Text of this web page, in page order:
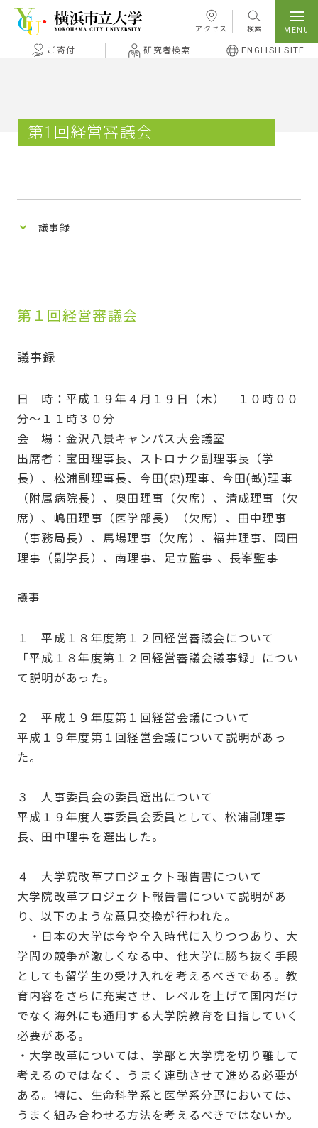
本文へ移動
アクセス 検索
ご寄付 研究者検索 ENGLISH SITE
第1回経営審議会
議事録
第１回経営審議会
議事録
日 時：平成１９年４月１９日（木） １０時００
分～１１時３０分
会 場：金沢八景キャンパス大会議室
出席者：宝田理事長、ストロナク副理事長（学
長）、松浦副理事長、今田(忠)理事、今田(敏)理事
（附属病院長）、奥田理事（欠席）、清成理事（欠
席）、嶋田理事（医学部長）（欠席）、田中理事
（事務局長）、馬場理事（欠席）、福井理事、岡田
理事（副学長）、南理事、足立監事 、長峯監事
議事
１ 平成１８年度第１２回経営審議会について
「平成１８年度第１２回経営審議会議事録」につい
て説明があった。
２ 平成１９年度第１回経営会議について
平成１９年度第１回経営会議について説明があっ
た。
３ 人事委員会の委員選出について
平成１９年度人事委員会委員として、松浦副理事
長、田中理事を選出した。
４ 大学院改革プロジェクト報告書について
大学院改革プロジェクト報告書について説明があ
り、以下のような意見交換が行われた。
・日本の大学は今や全入時代に入りつつあり、大
学間の競争が激しくなる中、他大学に勝ち抜く手段
としても留学生の受け入れを考えるべきである。教
育内容をさらに充実させ、レベルを上げて国内だけ
でなく海外にも通用する大学院教育を目指していく
必要がある。
・大学改革については、学部と大学院を切り離して
考えるのではなく、うまく連動させて進める必要が
ある。特に、生命科学系と医学系分野においては、
うまく組み合わせる方法を考えるべきではないか。